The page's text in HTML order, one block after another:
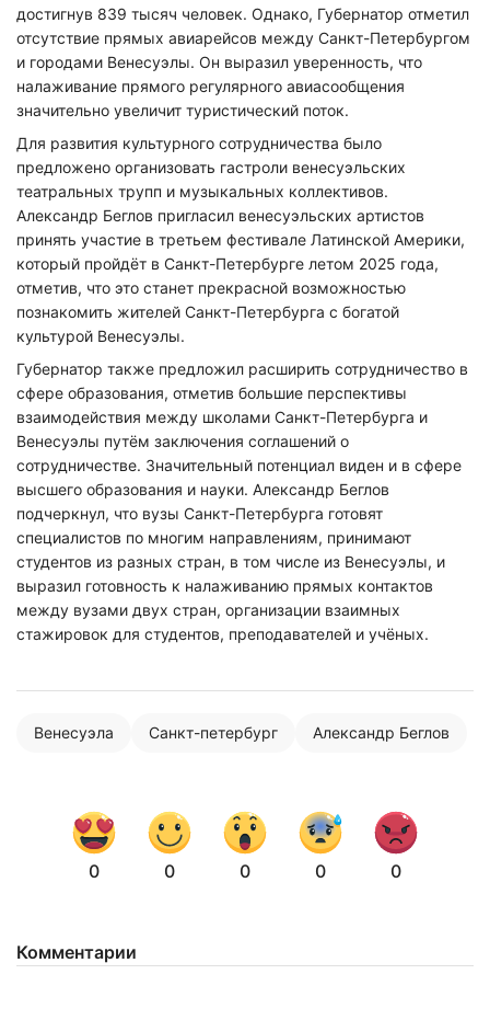
достигнув 839 тысяч человек. Однако, Губернатор отметил
отсутствие прямых авиарейсов между Санкт-Петербургом
и городами Венесуэлы. Он выразил уверенность, что
налаживание прямого регулярного авиасообщения
значительно увеличит туристический поток.
Для развития культурного сотрудничества было
предложено организовать гастроли венесуэльских
театральных трупп и музыкальных коллективов.
Александр Беглов пригласил венесуэльских артистов
принять участие в третьем фестивале Латинской Америки,
который пройдёт в Санкт-Петербурге летом 2025 года,
отметив, что это станет прекрасной возможностью
познакомить жителей Санкт-Петербурга с богатой
культурой Венесуэлы.
Губернатор также предложил расширить сотрудничество в
сфере образования, отметив большие перспективы
взаимодействия между школами Санкт-Петербурга и
Венесуэлы путём заключения соглашений о
сотрудничестве. Значительный потенциал виден и в сфере
высшего образования и науки. Александр Беглов
подчеркнул, что вузы Санкт-Петербурга готовят
специалистов по многим направлениям, принимают
студентов из разных стран, в том числе из Венесуэлы, и
выразил готовность к налаживанию прямых контактов
между вузами двух стран, организации взаимных
стажировок для студентов, преподавателей и учёных.
Венесуэла Санкт-петербург Александр Беглов
0 0 0 0 0
Комментарии
Нажимая на кнопку "Отправить" вы
соглашаетесь сполитикой конфиденциальности